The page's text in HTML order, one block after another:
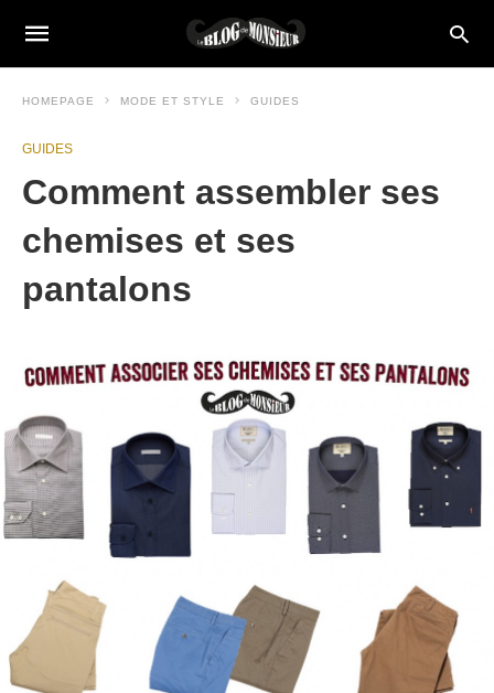
HOMEPAGE MODE ET STYLE GUIDES
GUIDES
Comment assembler ses
chemises et ses
pantalons